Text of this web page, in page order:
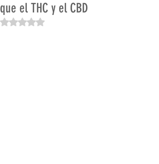
que el THC y el CBD
Obtuvo NaN de 5 estrellas.